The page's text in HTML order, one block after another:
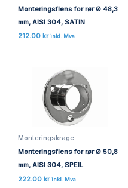
Monteringsflens for rør Ø 48,3
mm, AISI 304, SATIN
212.00 kr inkl. Mva
Monteringskrage
Monteringsflens for rør Ø 50,8
mm, AISI 304, SPEIL
222.00 kr inkl. Mva